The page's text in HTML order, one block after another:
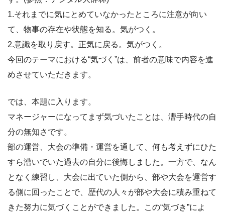
1.それまでに気にとめていなかったところに注意が向い
て、物事の存在や状態を知る。気がつく。
2.意識を取り戻す。正気に戻る。気がつく。
今回のテーマにおける“気づく”は、前者の意味で内容を進
めさせていただきます。
では、本題に入ります。
マネージャーになってまず気づいたことは、漕手時代の自
分の無知さです。
部の運営、大会の準備・運営を通して、何も考えずにひた
すら漕いでいた過去の自分に後悔しました。一方で、なん
となく練習し、大会に出ていた側から、部や大会を運営す
る側に回ったことで、歴代の人々が部や大会に積み重ねて
きた努力に気づくことができました。この“気づき”によ